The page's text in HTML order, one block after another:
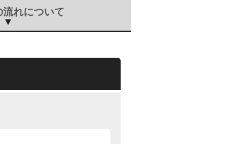
れについて